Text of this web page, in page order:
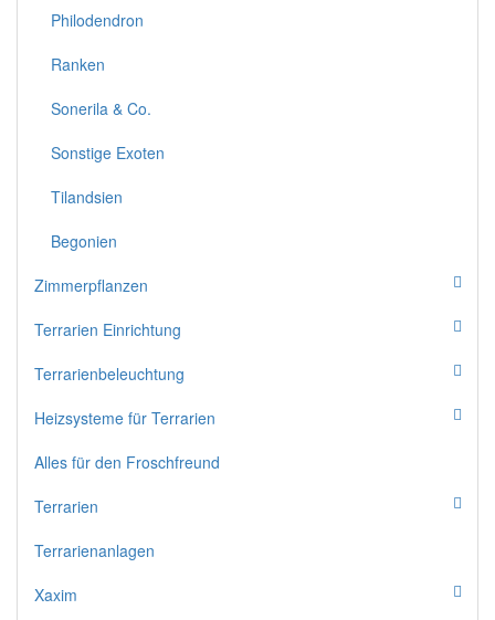
Philodendron
Ranken
Sonerila & Co.
Sonstige Exoten
Tilandsien
Begonien
Zimmerpflanzen
Terrarien Einrichtung
Terrarienbeleuchtung
Heizsysteme für Terrarien
Alles für den Froschfreund
Terrarien
Terrarienanlagen
Xaxim